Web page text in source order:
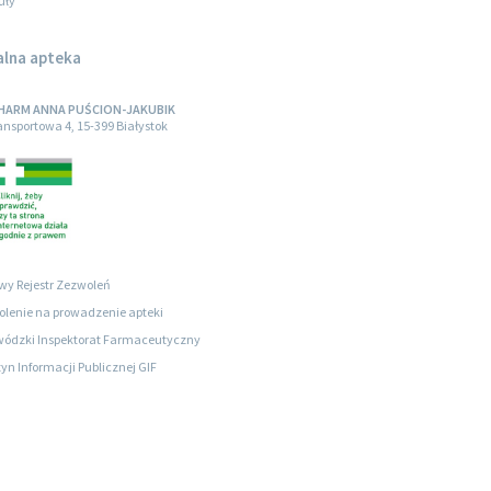
apteka
ANNA PUŚCION-JAKUBIK
4, 15-399 Białystok
Rejestr Zezwoleń
na prowadzenie apteki
Inspektorat Farmaceutyczny
Informacji Publicznej GIF